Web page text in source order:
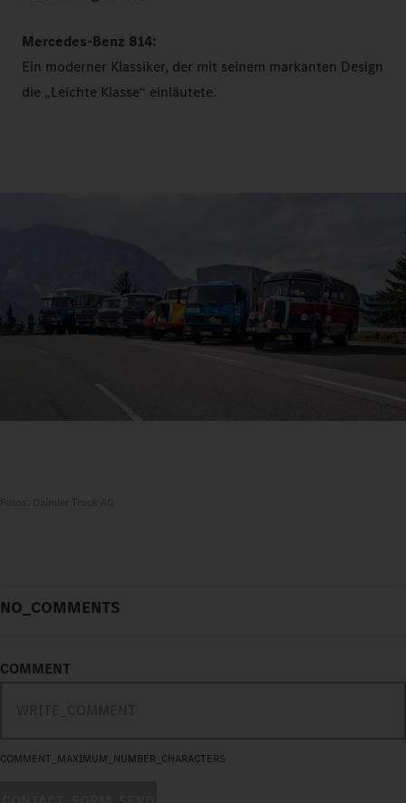
Mercedes-Benz 814:
Ein moderner Klassiker, der mit seinem markanten Design
die „Leichte Klasse“ einläutete.
NO_COMMENTS
COMMENT
COMMENT_MAXIMUM_NUMBER_CHARACTERS